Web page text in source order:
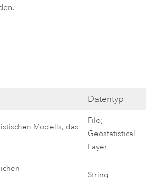
Datentyp
Modells, das
File;
Geostatistical
Layer
String